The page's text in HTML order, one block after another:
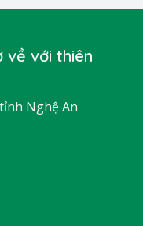
về với thiên
Nghệ An